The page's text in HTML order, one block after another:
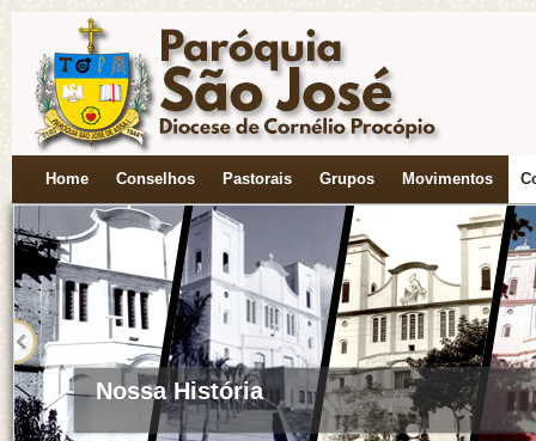
Home Conselhos Pastorais Grupos Movimentos
Nossa História